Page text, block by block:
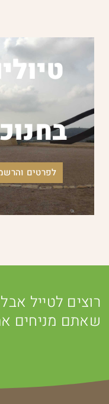
לפרטים
רוצים לטייל
שאתם מניחים